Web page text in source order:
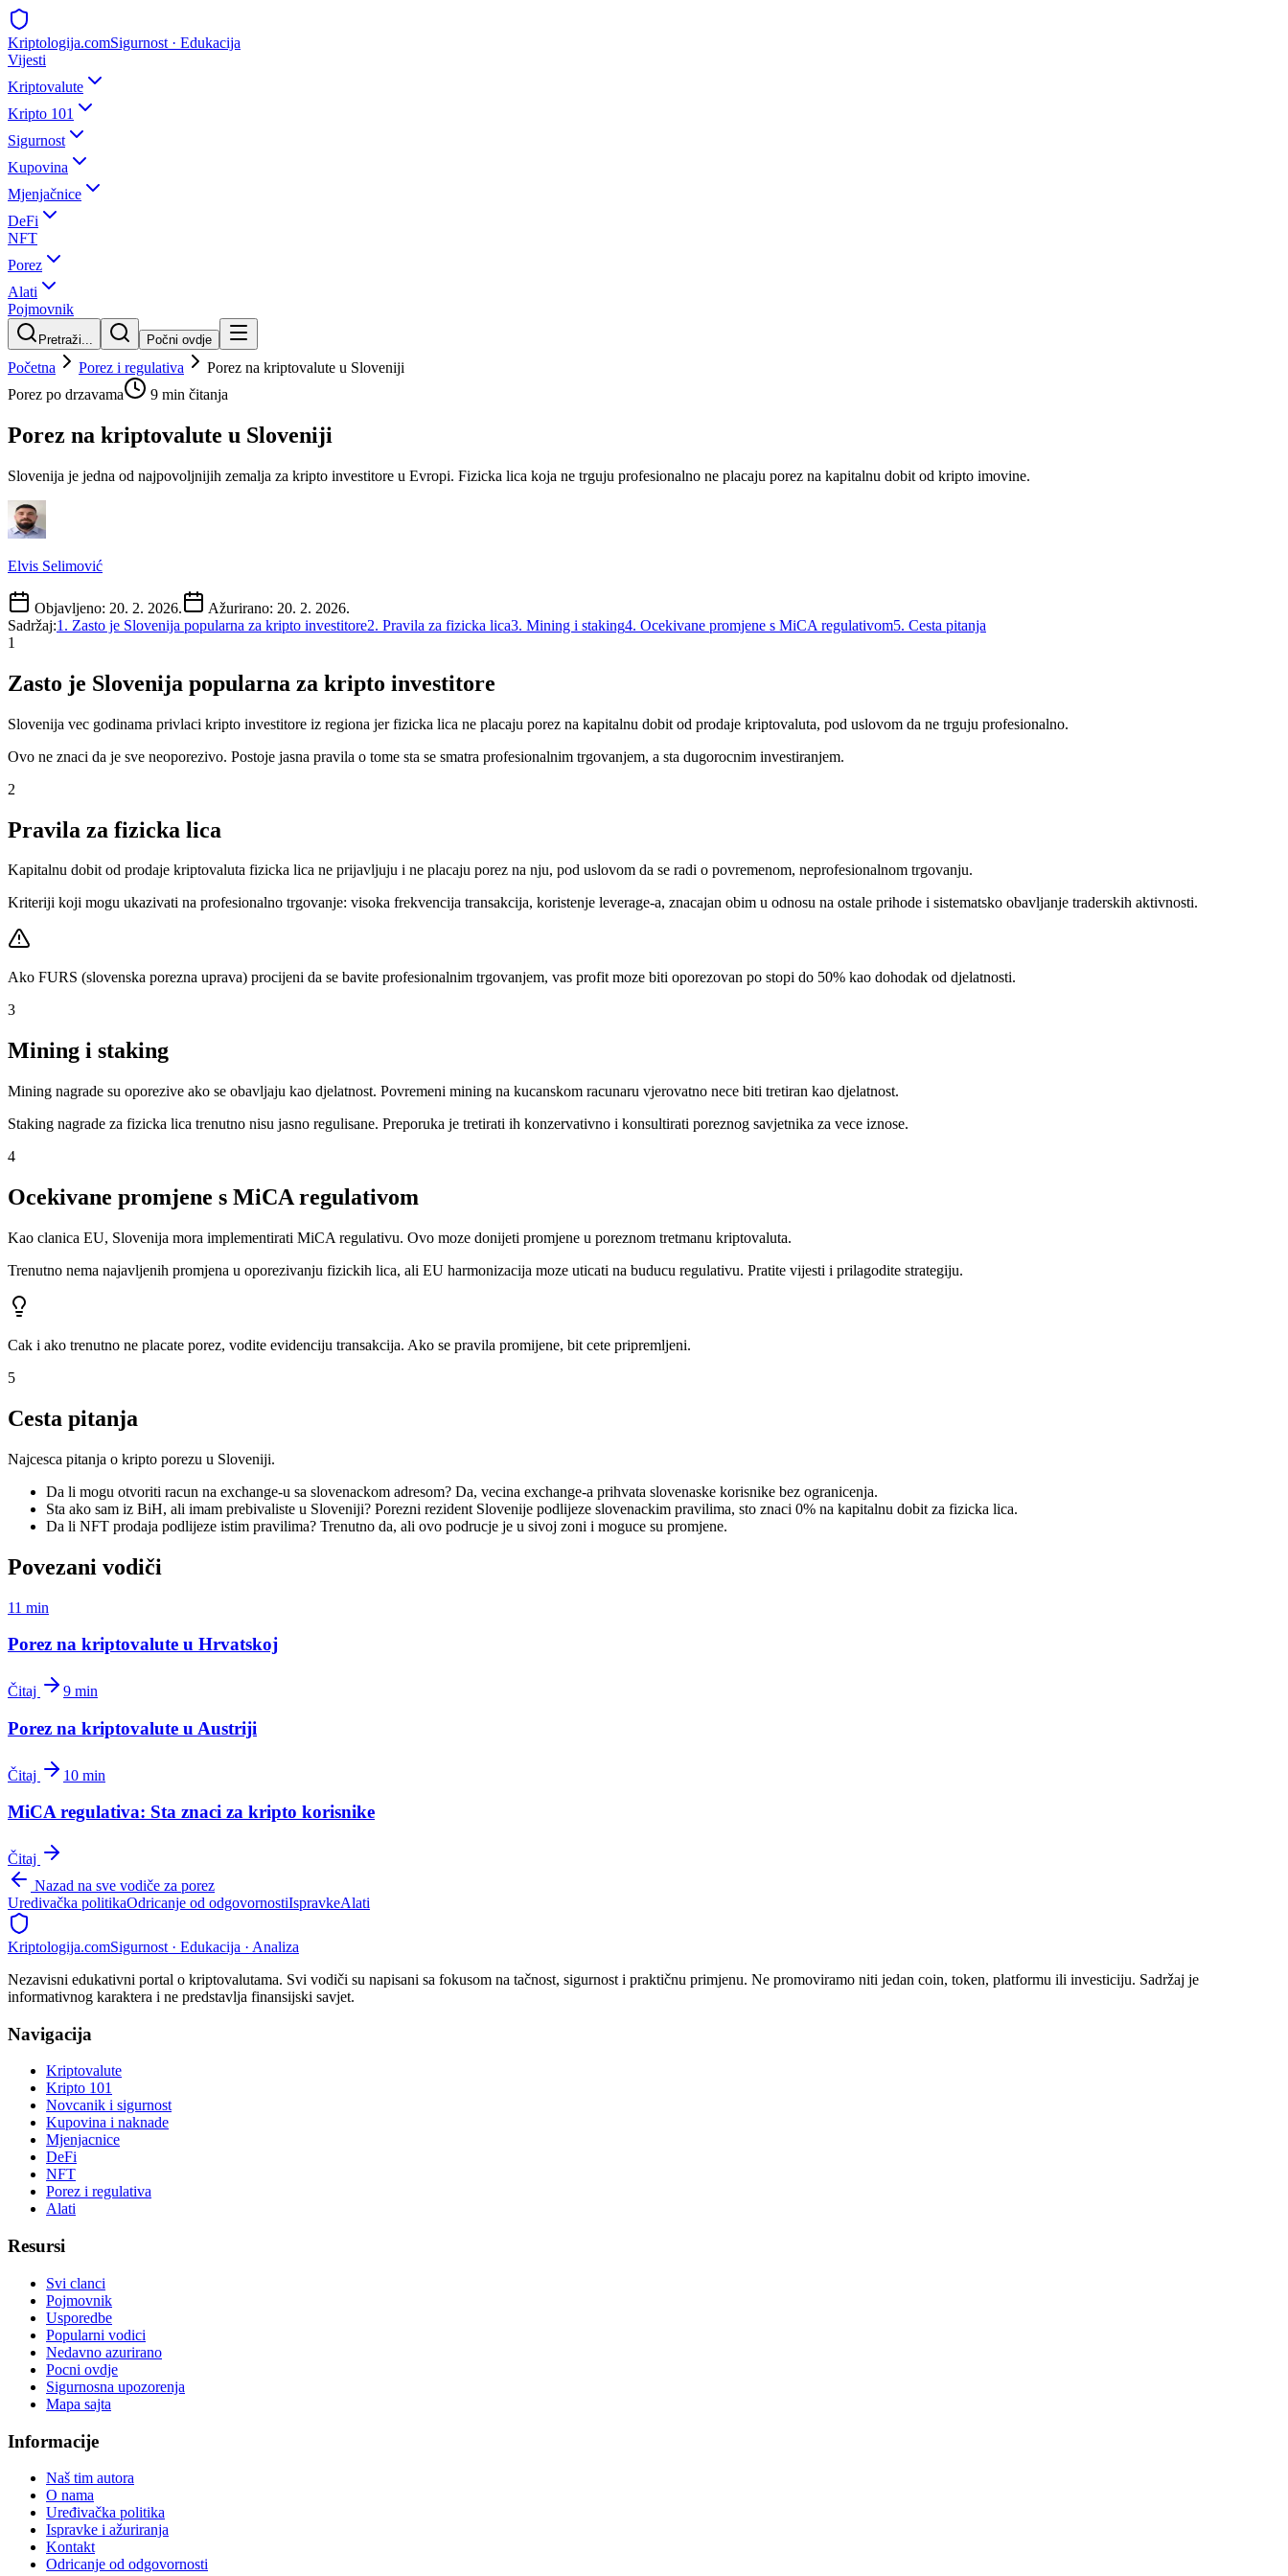
Kriptologija.comSigurnost · Edukacija
Vijesti
Kriptovalute
Kripto 101
Sigurnost
Kupovina
Mjenjačnice
DeFi
NFT
Porez
Alati
Pojmovnik
Pretraži... Počni ovdje
Početna Porez i regulativa
Porez na kriptovalute u Sloveniji
Porez po drzavama
9 min čitanja
Porez na kriptovalute u Sloveniji
Slovenija je jedna od najpovoljnijih zemalja za kripto investitore u Evropi. Fizicka lica koja ne trguju profesionalno ne placaju porez na kapitalnu dobit od kripto imovine.
Elvis Selimović
Objavljeno: 20. 2. 2026. Ažurirano: 20. 2. 2026.
Sadržaj:1 . Zasto je Slovenija popularna za kripto investitore2. Pravila za fizicka lica3. Mining i staking4. Ocekivane promjene s MiCA regulativom5. Cesta pitanja
1
Zasto je Slovenija popularna za kripto investitore
Slovenija vec godinama privlaci kripto investitore iz regiona jer fizicka lica ne placaju porez na kapitalnu dobit od prodaje kriptovaluta, pod uslovom da ne trguju profesionalno.
Ovo ne znaci da je sve neoporezivo. Postoje jasna pravila o tome sta se smatra profesionalnim trgovanjem, a sta dugorocnim investiranjem.
2
Pravila za fizicka lica
Kapitalnu dobit od prodaje kriptovaluta fizicka lica ne prijavljuju i ne placaju porez na nju, pod uslovom da se radi o povremenom, neprofesionalnom trgovanju.
Kriteriji koji mogu ukazivati na profesionalno trgovanje: visoka frekvencija transakcija, koristenje leverage-a, znacajan obim u odnosu na ostale prihode i sistematsko obavljanje traderskih aktivnosti.
Ako FURS (slovenska porezna uprava) procijeni da se bavite profesionalnim trgovanjem, vas profit moze biti oporezovan po stopi do 50% kao dohodak od djelatnosti.
3
Mining i staking
Mining nagrade su oporezive ako se obavljaju kao djelatnost. Povremeni mining na kucanskom racunaru vjerovatno nece biti tretiran kao djelatnost.
Staking nagrade za fizicka lica trenutno nisu jasno regulisane. Preporuka je tretirati ih konzervativno i konsultirati poreznog savjetnika za vece iznose.
4
Ocekivane promjene s MiCA regulativom
Kao clanica EU, Slovenija mora implementirati MiCA regulativu. Ovo moze donijeti promjene u poreznom tretmanu kriptovaluta.
Trenutno nema najavljenih promjena u oporezivanju fizickih lica, ali EU harmonizacija moze uticati na buducu regulativu. Pratite vijesti i prilagodite strategiju.
Cak i ako trenutno ne placate porez, vodite evidenciju transakcija. Ako se pravila promijene, bit cete pripremljeni.
5
Cesta pitanja
Najcesca pitanja o kripto porezu u Sloveniji.
Da li mogu otvoriti racun na exchange-u sa slovenackom adresom? Da, vecina exchange-a prihvata slovenaske korisnike bez ogranicenja.
Sta ako sam iz BiH, ali imam prebivaliste u Sloveniji? Porezni rezident Slovenije podlijeze slovenackim pravilima, sto znaci 0% na kapitalnu dobit za fizicka lica.
Da li NFT prodaja podlijeze istim pravilima? Trenutno da, ali ovo podrucje je u sivoj zoni i moguce su promjene.
Povezani vodiči
11 min
Porez na kriptovalute u Hrvatskoj
Čitaj 9 min
Porez na kriptovalute u Austriji
Čitaj 10 min
MiCA regulativa: Sta znaci za kripto korisnike
Čitaj
Nazad na sve vodiče za porez
Uredivačka politikaOdricanje od odgovornostiIspravkeAlati
Kriptologija.comSigurnost · Edukacija · Analiza
Nezavisni edukativni portal o kriptovalutama. Svi vodiči su napisani sa fokusom na tačnost, sigurnost i praktičnu primjenu. Ne promoviramo niti jedan coin, token, platformu ili investiciju. Sadržaj je
informativnog karaktera i ne predstavlja finansijski savjet.
Navigacija
Kriptovalute
Kripto 101
Novcanik i sigurnost
Kupovina i naknade
Mjenjacnice
DeFi
NFT
Porez i regulativa
Alati
Resursi
Svi clanci
Pojmovnik
Usporedbe
Popularni vodici
Nedavno azurirano
Pocni ovdje
Sigurnosna upozorenja
Mapa sajta
Informacije
Naš tim autora
O nama
Uređivačka politika
Ispravke i ažuriranja
Kontakt
Odricanje od odgovornosti